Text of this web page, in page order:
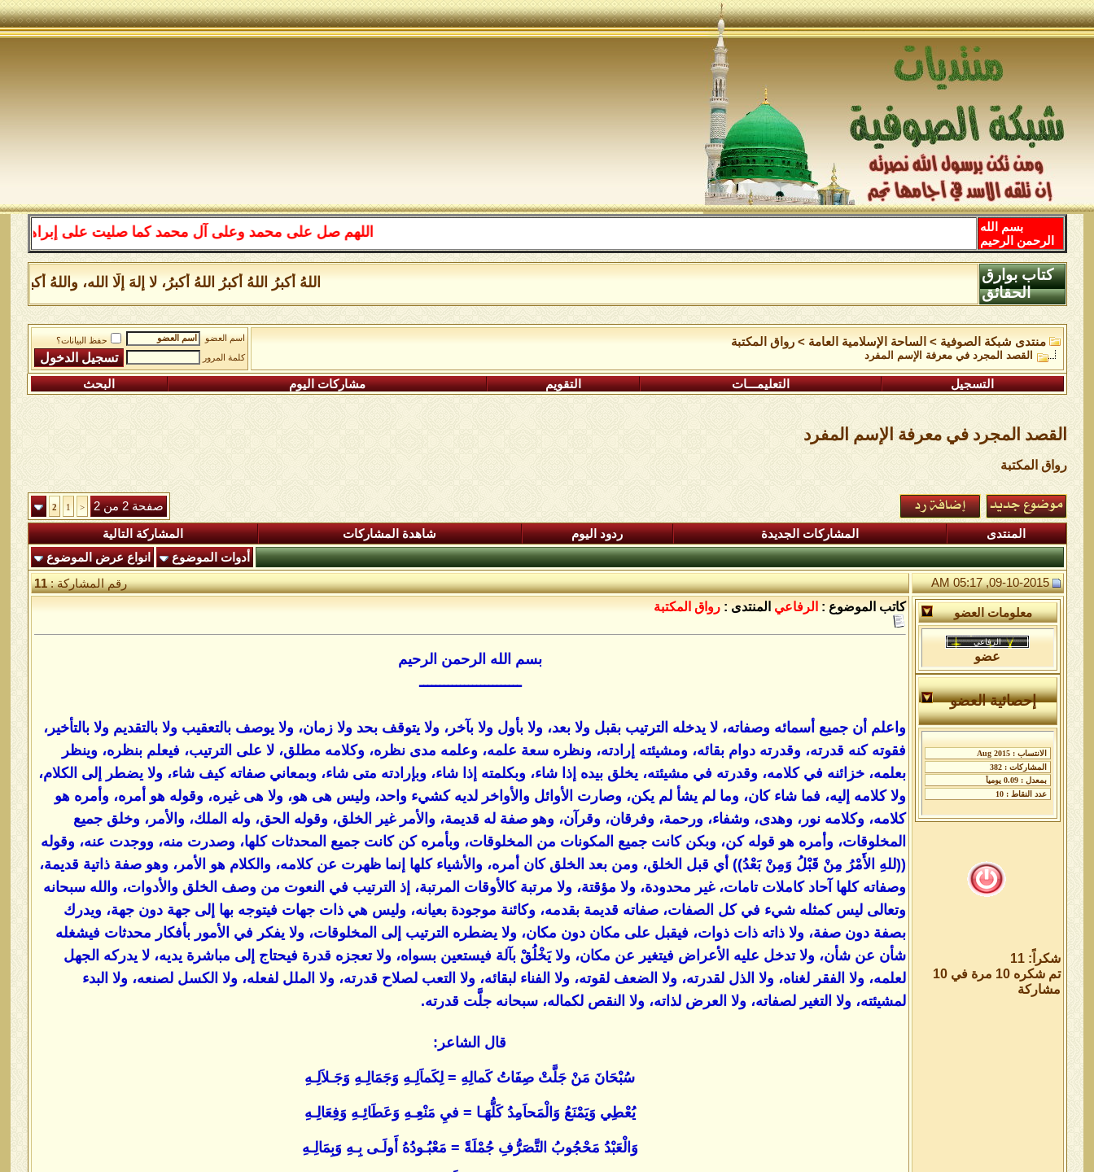
اللهم صل على محمد وعلى آل محمد كما صليت على إبراهيم وعلى آل
بسم الله
الرحمن الرحيم
اللهُ أكبرُ اللهُ أكبرُ اللهُ أكبرُ، لا إلهَ إلَّا الله، واللهُ أكبر
كتاب بوارق
الحقائق
منتدى شبكة الصوفية > الساحة اﻹسلامية العامة >رواق المكتبة
القصد المجرد في معرفة الإسم المفرد
اسم العضو
حفظ البيانات؟
كلمة المرور
التسجيل التعليمـــات التقويم مشاركات اليوم البحث
القصد المجرد في معرفة الإسم المفرد
رواق المكتبة
صفحة 2 من 2 <
1
2
المنتدى المشاركات الجديدة ردود اليوم شاهدة المشاركات
المشاركة التالية
أدوات الموضوع
انواع عرض الموضوع
09-10-2015, 05:17 AM
رقم المشاركة :11
معلومات العضو
عضو
إحصائية العضو
شكراً: 11
تم شكره 10 مرة في 10
مشاركة
كاتب الموضوع : الرفاعي المنتدى : رواق المكتبة
بسم الله الرحمن الرحيم
ـــــــــــــــــــــــــ
واعلم أن جميع أسمائه وصفاته، لا يدخله الترتيب بقبل ولا بعد، ولا بأول ولا بآخر، ولا يتوقف بحد ولا زمان، ولا يوصف بالتعقيب ولا بالتقديم ولا بالتأخير،
فقوته كنه قدرته، وقدرته دوام بقائه، ومشيئته إرادته، ونظره سعة علمه، وعلمه مدى نظره، وكلامه مطلق، لا على الترتيب، فيعلم بنظره، وينظر
بعلمه، خزائنه في كلامه، وقدرته في مشيئته، يخلق بيده إذا شاء، وبكلمته إذا شاء، وبإرادته متى شاء، وبمعاني صفاته كيف شاء، ولا يضطر إلى الكلام،
ولا كلامه إليه، فما شاء كان، وما لم يشأ لم يكن، وصارت الأوائل والأواخر لديه كشيء واحد، وليس هى هو، ولا هى غيره، وقوله هو أمره، وأمره هو
كلامه، وكلامه نور، وهدى، وشفاء، ورحمة، وفرقان، وقرآن، وهو صفة له قديمة، والأمر غير الخلق، وقوله الحق، وله الملك، والأمر، وخلق جميع
المخلوقات، وأمره هو قوله كن، وبكن كانت جميع المكونات من المخلوقات، وبأمره كن كانت جميع المحدثات كلها، وصدرت منه، ووجدت عنه، وقوله
((للهِ الأَمْرُ مِنْ قَبْلُ وَمِنْ بَعْدُ)) أي قبل الخلق، ومن بعد الخلق كان أمره، والأشياء كلها إنما ظهرت عن كلامه، والكلام هو الأمر، وهو صفة ذاتية قديمة،
وصفاته كلها آحاد كاملات تامات، غير محدودة، ولا مؤقتة، ولا مرتبة كالأوقات المرتبة، إذ الترتيب في النعوت من وصف الخلق والأدوات، والله سبحانه
وتعالى ليس كمثله شيء في كل الصفات، صفاته قديمة بقدمه، وكائنة موجودة بعيانه، وليس هي ذات جهات فيتوجه بها إلى جهة دون جهة، ويدرك
بصفة دون صفة، ولا ذاته ذات ذوات، فيقبل على مكان دون مكان، ولا يضطره الترتيب إلى المخلوقات، ولا يفكر في الأمور بأفكار محدثات فيشغله
شأن عن شأن، ولا تدخل عليه الأعراض فيتغير عن مكان، ولا يَخْلُقْ بآلة فيستعين بسواه، ولا تعجزه قدرة فيحتاج إلى مباشرة يديه، لا يدركه الجهل
لعلمه، ولا الفقر لغناه، ولا الذل لقدرته، ولا الضعف لقوته، ولا الفناء لبقائه، ولا التعب لصلاح قدرته، ولا الملل لفعله، ولا الكسل لصنعه، ولا البدء
لمشيئته، ولا التغير لصفاته، ولا العرض لذاته، ولا النقص لكماله، سبحانه جلَّت قدرته.
قال الشاعر:
سُبْحَانَ مَنْ جَلَّتْ صِفَاتُ كَمالِهِ = لِكَماَلِـهِ وَجَمَالِـهِ وَجَـلاَلِـهِ
يُعْطِي وَيَمْنَعُ وَالْمَحاَمِدُ كَلُّهَـا = فيِ مَنْعِـهِ وَعَطَائِـهِ وَفِعَالِـهِ
وَالْعَبْدُ مَحْجُوبُ التَّصَرُّفِ جُمْلَةً = مَعْبُـودُهُ أَولَـى بِـهِ وَبِمَالِـهِ